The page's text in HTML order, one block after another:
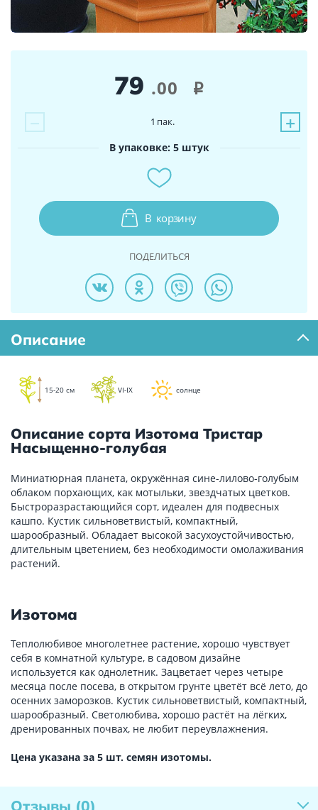
79 .00 i
− +
1 пак.
В упаковке: 5 штук
В корзину
ПОДЕЛИТЬСЯ
Описание
15-20 см VI-IX солнце
Описание сорта Изотома Тристар
Насыщенно-голубая
Миниатюрная планета, окружённая сине-лилово-голубым
облаком порхающих, как мотыльки, звездчатых цветков.
Быстроразрастающийся сорт, идеален для подвесных
кашпо. Кустик сильноветвистый, компактный,
шарообразный. Обладает высокой засухоустойчивостью,
длительным цветением, без необходимости омолаживания
растений.
Изотома
Теплолюбивое многолетнее растение, хорошо чувствует
себя в комнатной культуре, в садовом дизайне
используется как однолетник. Зацветает через четыре
месяца после посева, в открытом грунте цветёт всё лето, до
осенних заморозков. Кустик сильноветвистый, компактный,
шарообразный. Светолюбива, хорошо растёт на лёгких,
дренированных почвах, не любит переувлажнения.
Цена указана за 5 шт. семян изотомы.
Отзывы (0)